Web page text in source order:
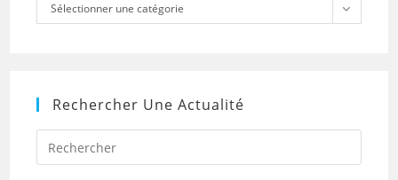
Sélectionner une catégorie
Rechercher Une Actualité
Press
to